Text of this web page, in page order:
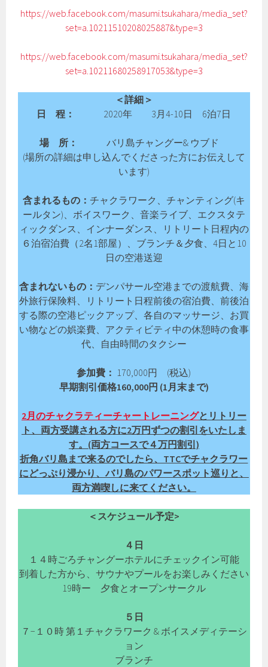
https://web.facebook.com/masumi.tsukahara/media_set?
set=a.10211510208025887&type=3
https://web.facebook.com/masumi.tsukahara/media_set?
set=a.10211680258917053&type=3
＜詳細＞
日 程：
2020年 3月4-10日 6泊7日
場 所：
バリ島チャングー& ウブド
(場所の詳細は申し込んでくださった方にお伝えして
います)
含まれるもの： チャクラワーク、チャンティング(キ
ールタン)、ボイスワーク、音楽ライブ、エクスタテ
ィックダンス、インナーダンス、リトリート日程内の
６泊宿泊費（2名1部屋）、ブランチ＆夕食、4日と10
日の空港送迎
含まれないもの： デンパサール空港までの渡航費、海
外旅行保険料、リトリート日程前後の宿泊費、前後泊
する際の空港ピックアップ、各自のマッサージ、お買
い物などの娯楽費、アクティビティ中の休憩時の食事
代、自由時間のタクシー
参加費： 170,000円 (税込)
早期割引価格160,000円 (1月末まで)
2月のチャクラティーチャートレーニングとリトリー
ト、両方受講される方に2万円ずつの割引をいたしま
す。(両方コースで４万円割引)
折角バリ島まで来るのでしたら、TTCでチャクラワー
にどっぷり浸かり、バリ島のパワースポット巡りと、
両方満喫しに来てください。
＜スケジュール予定>
４日
１４時ごろチャングーホテルにチェックイン可能
到着した方から、サウナやプールをお楽しみください
19時ー 夕食とオープンサークル
５日
７−１０時 第１チャクラワーク & ボイスメディテーシ
ョン
ブランチ